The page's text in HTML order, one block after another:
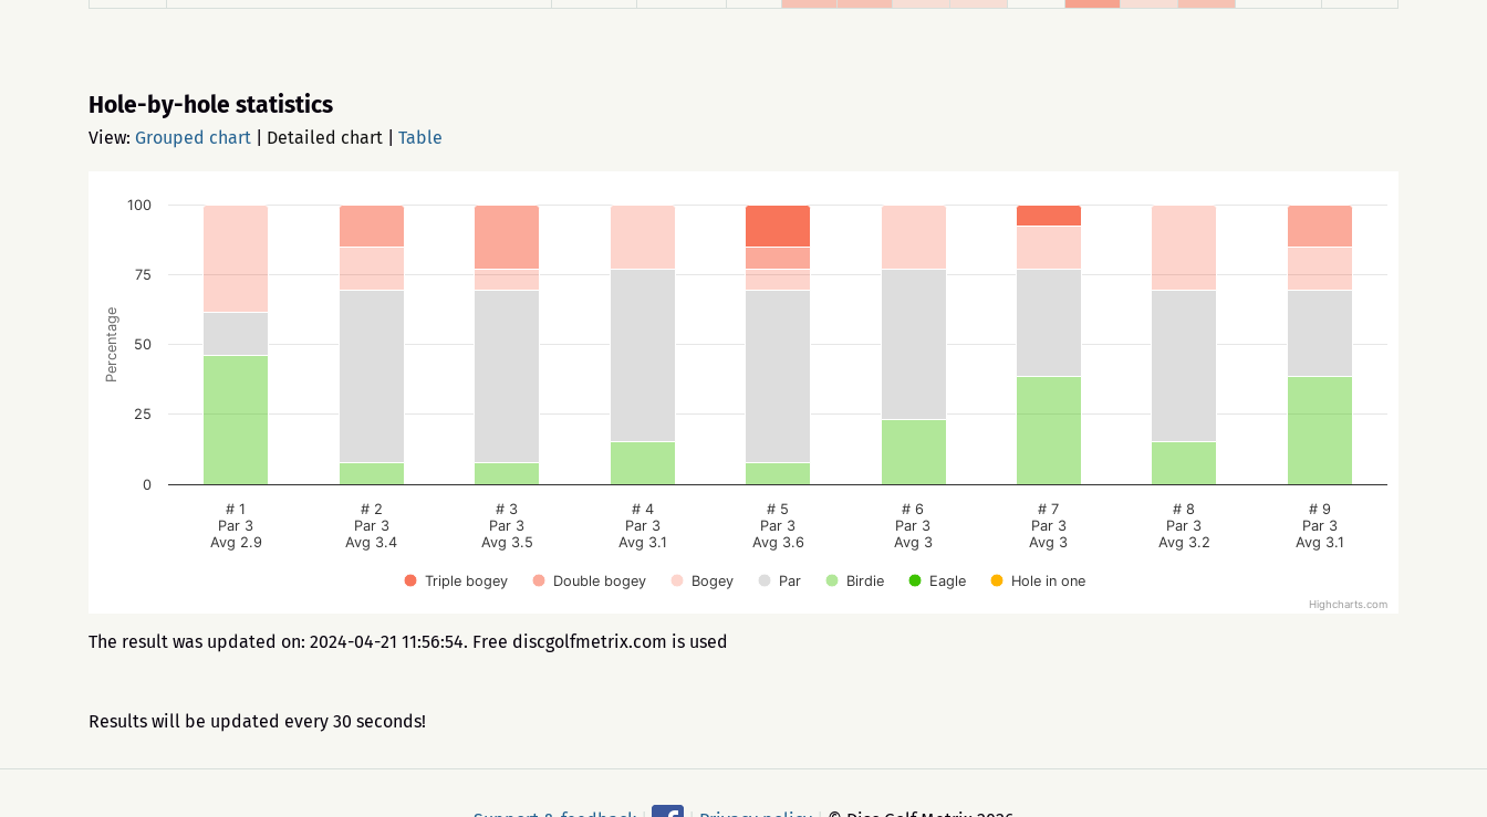
Hole-by-hole statistics
View: Grouped chart Detailed chart Table
Percentage
Triple bogey Double bogey Bogey Par Birdie Eagle Hole in one
# 1
Par 3
Avg 2.9
# 2
Par 3
Avg 3.4
# 3
Par 3
Avg 3.5
# 4
Par 3
Avg 3.1
# 5
Par 3
Avg 3.6
# 6
Par 3
Avg 3
# 7
Par 3
Avg 3
# 8
Par 3
Avg 3.2
# 9
Par 3
Avg 3.1
0
25
50
75
100
Highcharts.com
The result was updated on: 2024-04-21 11:56:54. Free discgolfmetrix.com is used
Results will be updated every 30 seconds!